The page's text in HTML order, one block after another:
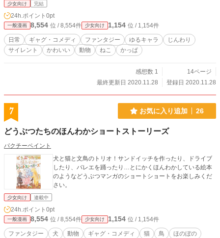
少女向け 完結
24h.ポイント 0pt
一般漫画 8,554 位 / 8,554件 少女向け 1,154 位 / 1,154件
日常 ギャグ・コメディ ファンタジー ゆるキャラ
じんわり
サイレント
かわいい 動物 ねこ かっぱ
感想数 1
14ページ
最終更新日 2020.11.28
登録日 2020.11.28
7 お気に入り追加 26
どうぶつたちのほんわかショートストーリーズ
パクチーペイント
犬と猫と文鳥のトリオ！サンドイッチを作ったり、ドライブ
したり、バレエを踊ったり…とにかくほんわかしている絵本
のようなどうぶつマンガのショートショートをお楽しみくだ
さい。
少女向け 連載中
24h.ポイント 0pt
一般漫画 8,554 位 / 8,554件 少女向け 1,154 位 / 1,154件
ファンタジー 犬 動物 ギャグ・コメディ 猫 鳥 ほのぼの